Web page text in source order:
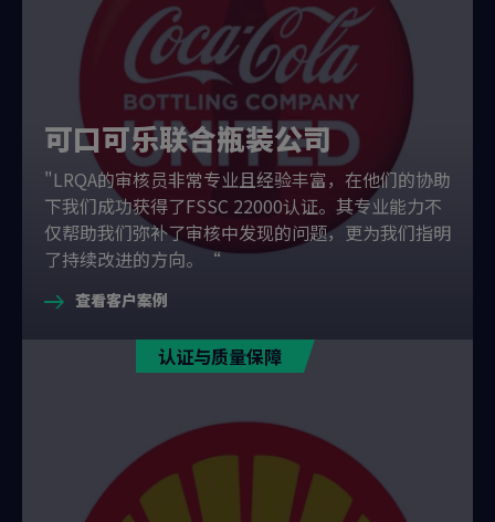
可口可乐联合瓶装公司
"LRQA的审核员非常专业且经验丰富，在他们的协助
下我们成功获得了FSSC 22000认证。其专业能力不
仅帮助我们弥补了审核中发现的问题，更为我们指明
了持续改进的方向。“
查看客户案例
认证与质量保障